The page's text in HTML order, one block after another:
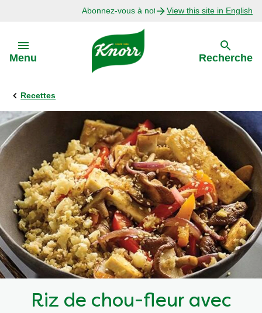
Abonnez-vous à notre infolettreView this site in English
Menu
Précédent
Explorer
Recettes avec Bouillon
Recettes par Ingrédient
Recettes par Occasion
Recettes par Type de Plat
Recherche
Recettes
Riz de chou-fleur avec